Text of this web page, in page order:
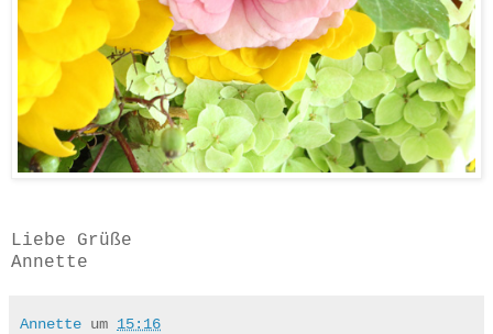
Liebe Grüße
Annette
Annette um 15:16